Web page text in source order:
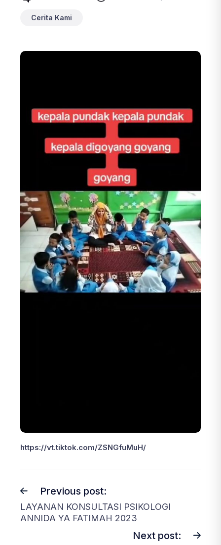
Cerita Kami
https://vt.tiktok.com/ZSNGfuMuH/
Previous post:
LAYANAN KONSULTASI PSIKOLOGI
ANNIDA YA FATIMAH 2023
Next post: